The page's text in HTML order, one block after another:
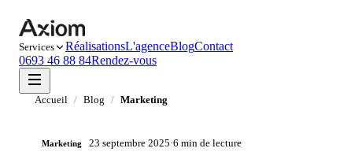
Services RéalisationsL'agenceBlogContact
0693 46 88 84Rendez-vous
Accueil / Blog / Marketing
Marketing 23 septembre 2025·6 min de lecture